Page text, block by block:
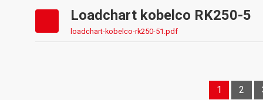
Loadchart kobelco RK250-5
loadchart-kobelco-rk250-51.pdf
1 2